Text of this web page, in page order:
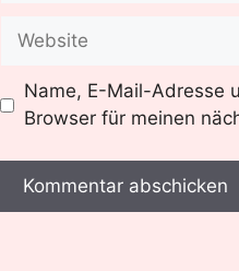
Website
Name, E-Mail-Adresse
Browser für meinen